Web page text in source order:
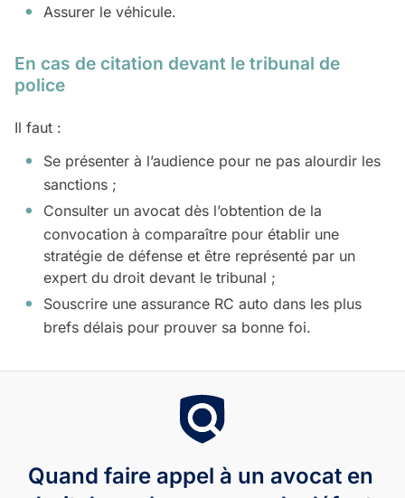
Assurer le véhicule.
En cas de citation devant le tribunal de
police
Il faut :
Se présenter à l’audience pour ne pas alourdir les
sanctions ;
Consulter un avocat dès l’obtention de la
convocation à comparaître pour établir une
stratégie de défense et être représenté par un
expert du droit devant le tribunal ;
Souscrire une assurance RC auto dans les plus
brefs délais pour prouver sa bonne foi.
Quand faire appel à un avocat en